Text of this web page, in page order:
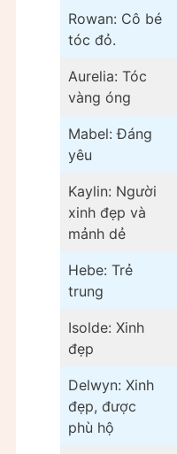
Rowan: Cô bé
tóc đỏ.
Aurelia: Tóc
vàng óng
Mabel: Đáng
yêu
Kaylin: Người
xinh đẹp và
mảnh dẻ
Hebe: Trẻ
trung
Isolde: Xinh
đẹp
Delwyn: Xinh
đẹp, được
phù hộ